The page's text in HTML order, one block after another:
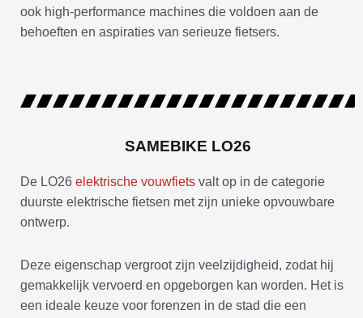
ook high-performance machines die voldoen aan de
behoeften en aspiraties van serieuze fietsers.
SAMEBIKE LO26
De LO26 elektrische vouwfiets valt op in de categorie
duurste elektrische fietsen met zijn unieke opvouwbare
ontwerp.
Deze eigenschap vergroot zijn veelzijdigheid, zodat hij
gemakkelijk vervoerd en opgeborgen kan worden. Het is
een ideale keuze voor forenzen in de stad die een